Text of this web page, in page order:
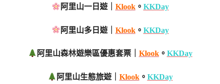
阿里山一日遊｜ Klook。 KKDay
阿里山多日遊｜ Klook。 KKDay
阿里山森林遊樂區優惠套票｜ Klook。 KKDay
阿里山生態旅遊｜ Klook。 KKDay